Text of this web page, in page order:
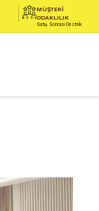
MÜŞTERİ
ODAKLILIK
Satış Sonrası Destek